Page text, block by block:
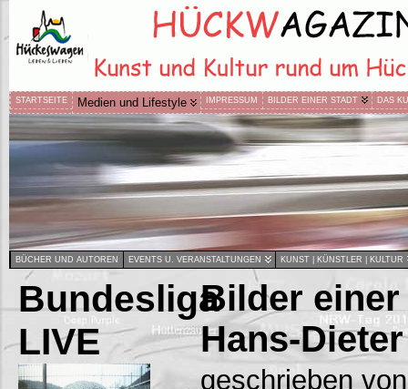
STARTSEITE Medien und Lifestyle IMPRESSUM BILDER EINER STADT DAS
BÜCHER UND AUTOREN EVENTS U. VERANSTALTUNGEN KUNST | KÜNSTLER | KULTUR
Bundesliga
LIVE
Bilder
Hans-
geschrieben